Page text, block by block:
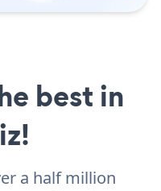
best in
a half million